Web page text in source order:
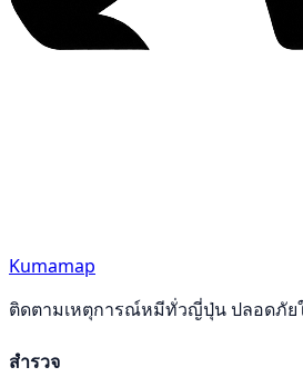
Kumamap
ติดตามเหตุการณ์หมีทั่วญี่ปุ่น ปลอดภัย
สำรวจ